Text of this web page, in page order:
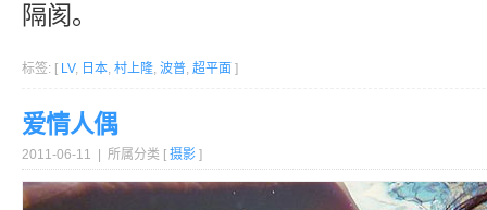
隔阂。
标签: [ LV, 日本, 村上隆, 波普, 超平面 ]
爱情人偶
2011-06-11 | 所属分类 [ 摄影 ]